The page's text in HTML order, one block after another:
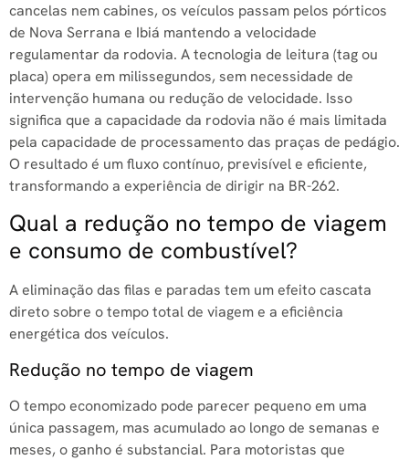
cancelas nem cabines, os veículos passam pelos pórticos
de Nova Serrana e Ibiá mantendo a velocidade
regulamentar da rodovia. A tecnologia de leitura (tag ou
placa) opera em milissegundos, sem necessidade de
intervenção humana ou redução de velocidade. Isso
significa que a capacidade da rodovia não é mais limitada
pela capacidade de processamento das praças de pedágio.
O resultado é um fluxo contínuo, previsível e eficiente,
transformando a experiência de dirigir na BR-262.
Qual a redução no tempo de viagem
e consumo de combustível?
A eliminação das filas e paradas tem um efeito cascata
direto sobre o tempo total de viagem e a eficiência
energética dos veículos.
Redução no tempo de viagem
O tempo economizado pode parecer pequeno em uma
única passagem, mas acumulado ao longo de semanas e
meses, o ganho é substancial. Para motoristas que